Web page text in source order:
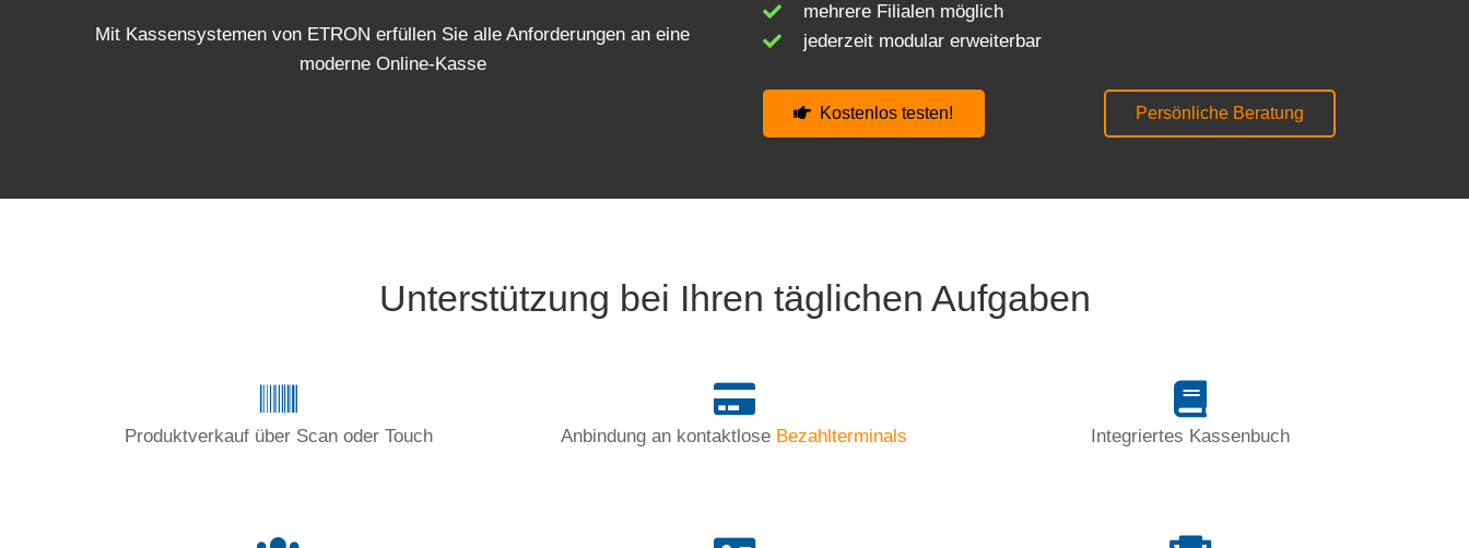
Mit Kassensystemen von ETRON erfüllen Sie alle Anforderungen an eine
moderne Online-Kasse
mehrere Filialen möglich
jederzeit modular erweiterbar
Kostenlos testen! Persönliche Beratung
Unterstützung bei Ihren täglichen Aufgaben
Produktverkauf über Scan oder Touch Anbindung an kontaktlose Bezahlterminals Integriertes Kassenbuch